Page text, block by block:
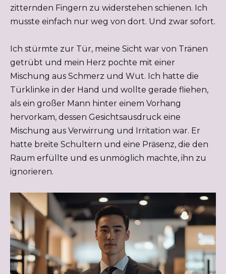
zitternden Fingern zu widerstehen schienen. Ich
musste einfach nur weg von dort. Und zwar sofort.
Ich stürmte zur Tür, meine Sicht war von Tränen
getrübt und mein Herz pochte mit einer
Mischung aus Schmerz und Wut. Ich hatte die
Türklinke in der Hand und wollte gerade fliehen,
als ein großer Mann hinter einem Vorhang
hervorkam, dessen Gesichtsausdruck eine
Mischung aus Verwirrung und Irritation war. Er
hatte breite Schultern und eine Präsenz, die den
Raum erfüllte und es unmöglich machte, ihn zu
ignorieren.